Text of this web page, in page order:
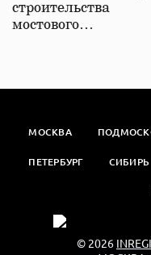
строительства
мостового…
МОСКВА
ПЕТЕРБУРГ СИБИРЬ
© 2026